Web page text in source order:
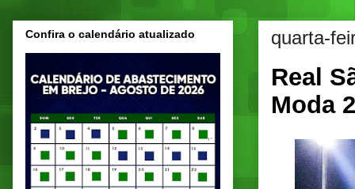
quarta-
Real
Moda
Confira o calendário atualizado